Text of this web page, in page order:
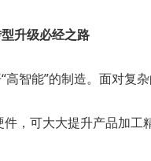
升级必经之路
高智能”的制造。面对复
，可大大提升产品加